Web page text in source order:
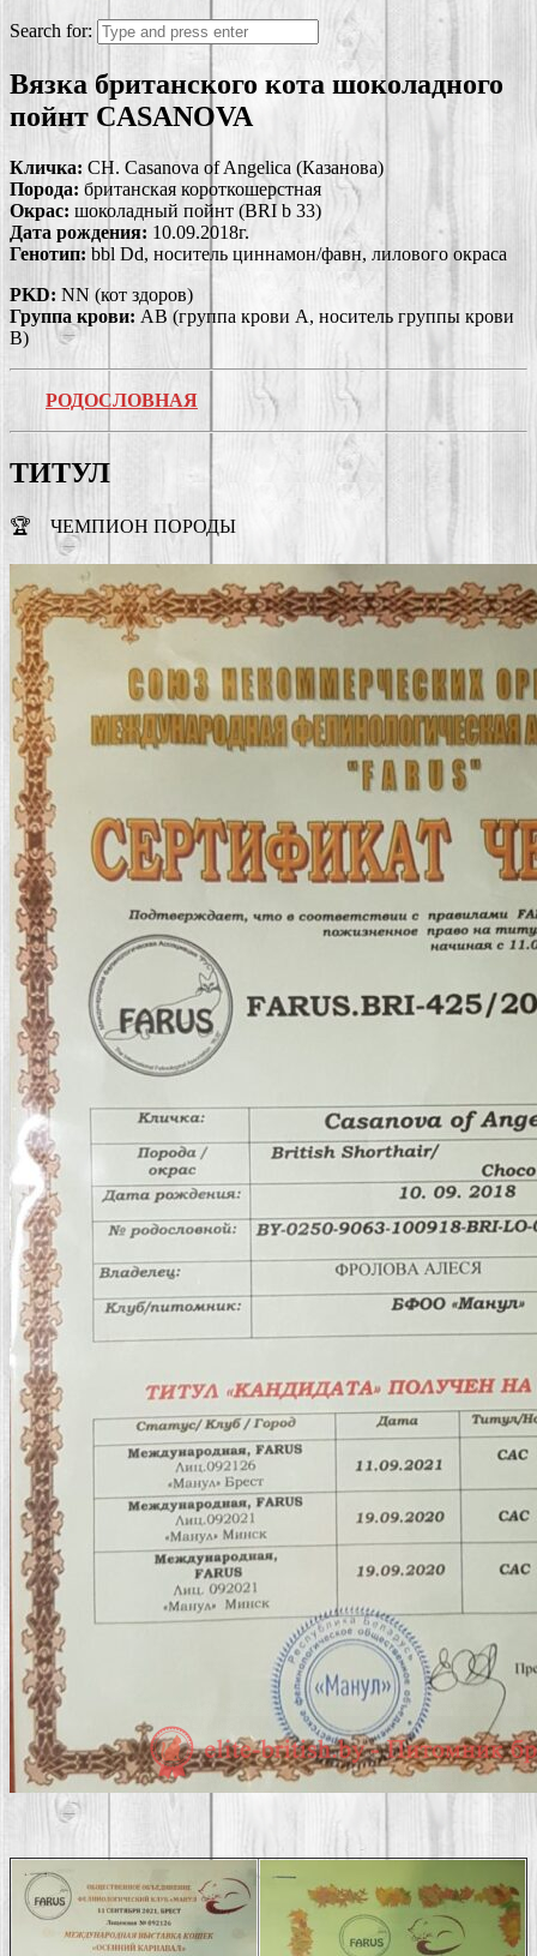
Search for:
Вязка британского кота шоколадного
пойнт CASANOVA
Кличка: CH. Casanova of Angelica (Казанова)
Порода: британская короткошерстная
Окрас: шоколадный пойнт (BRI b 33)
Дата рождения: 10.09.2018г.
Генотип: bbl Dd, носитель циннамон/фавн, лилового окраса
PKD: NN (кот здоров)
Группа крови: АВ (группа крови А, носитель группы крови
В)
РОДОСЛОВНАЯ
ТИТУЛ
🏆 ЧЕМПИОН ПОРОДЫ